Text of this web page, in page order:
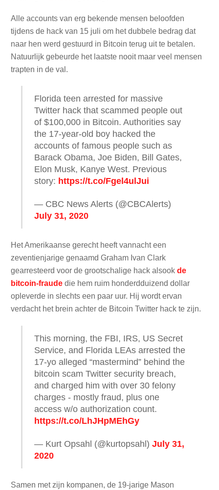
Alle accounts van erg bekende mensen beloofden
tijdens de hack van 15 juli om het dubbele bedrag dat
naar hen werd gestuurd in Bitcoin terug uit te betalen.
Natuurlijk gebeurde het laatste nooit maar veel mensen
trapten in de val.
Florida teen arrested for massive
Twitter hack that scammed people out
of $100,000 in Bitcoin. Authorities say
the 17-year-old boy hacked the
accounts of famous people such as
Barack Obama, Joe Biden, Bill Gates,
Elon Musk, Kanye West. Previous
story: https://t.co/Fgel4ulJui
— CBC News Alerts (@CBCAlerts)
July 31, 2020
Het Amerikaanse gerecht heeft vannacht een
zeventienjarige genaamd Graham Ivan Clark
gearresteerd voor de grootschalige hack alsookde
bitcoin-fraude die hem ruim honderdduizend dollar
opleverde in slechts een paar uur. Hij wordt ervan
verdacht het brein achter de Bitcoin Twitter hack te zijn.
This morning, the FBI, IRS, US Secret
Service, and Florida LEAs arrested the
17-yo alleged “mastermind” behind the
bitcoin scam Twitter security breach,
and charged him with over 30 felony
charges - mostly fraud, plus one
access w/o authorization count.
https://t.co/LhJHpMEhGy
— Kurt Opsahl (@kurtopsahl)July 31,
2020
Samen met zijn kompanen, de 19-jarige Mason